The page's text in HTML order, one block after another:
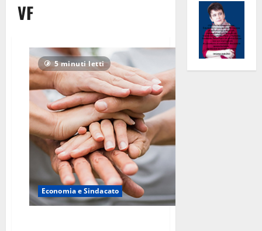
VF
5 minuti letti
Economia e Sindacato